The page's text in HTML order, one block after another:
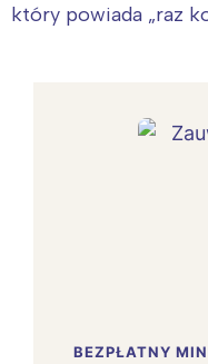
który powiada „raz
BEZPŁATNY